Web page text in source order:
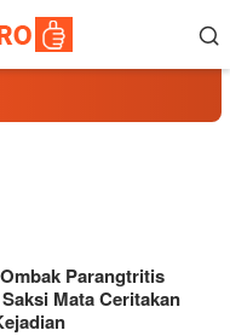
Parangtritis
Mata Ceritakan